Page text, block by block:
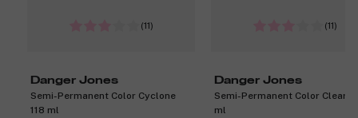
(11)
Danger Jones
Semi-Permanent Color Cyclone
118 ml
(11)
Danger Jones
Semi-Permanent Color Clear
ml